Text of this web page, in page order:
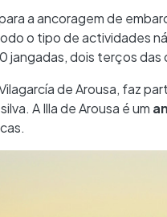
a ancoragem de
o tipo de actividades
jangadas, dois terços
de Arousa, faz
A Illa de Arousa é um